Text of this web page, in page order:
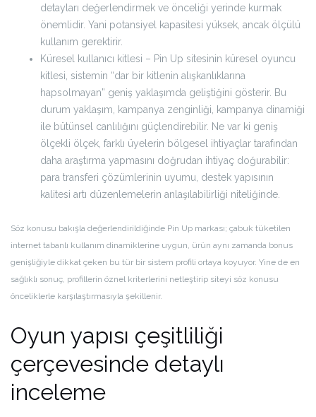
detayları değerlendirmek ve önceliği yerinde kurmak
önemlidir. Yani potansiyel kapasitesi yüksek, ancak ölçülü
kullanım gerektirir.
Küresel kullanıcı kitlesi – Pin Up sitesinin küresel oyuncu
kitlesi, sistemin “dar bir kitlenin alışkanlıklarına
hapsolmayan” geniş yaklaşımda geliştiğini gösterir. Bu
durum yaklaşım, kampanya zenginliği, kampanya dinamiği
ile bütünsel canlılığını güçlendirebilir. Ne var ki geniş
ölçekli ölçek, farklı üyelerin bölgesel ihtiyaçlar tarafından
daha araştırma yapmasını doğrudan ihtiyaç doğurabilir:
para transferi çözümlerinin uyumu, destek yapısının
kalitesi artı düzenlemelerin anlaşılabilirliği niteliğinde.
Söz konusu bakışla değerlendirildiğinde Pin Up markası; çabuk tüketilen
internet tabanlı kullanım dinamiklerine uygun, ürün aynı zamanda bonus
genişliğiyle dikkat çeken bu tür bir sistem profili ortaya koyuyor. Yine de en
sağlıklı sonuç, profillerin öznel kriterlerini netleştirip siteyi söz konusu
önceliklerle karşılaştırmasıyla şekillenir.
Oyun yapısı çeşitliliği
çerçevesinde detaylı
inceleme